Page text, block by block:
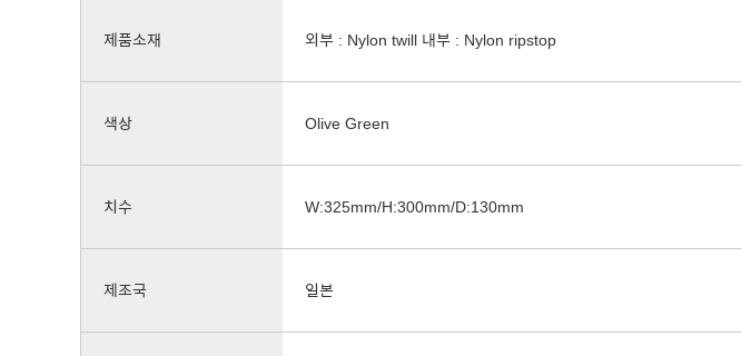
제품소재 외부 : Nylon twill 내부 : Nylon ripstop
색상 Olive Green
치수 W:325mm/H:300mm/D:130mm
제조국 일본